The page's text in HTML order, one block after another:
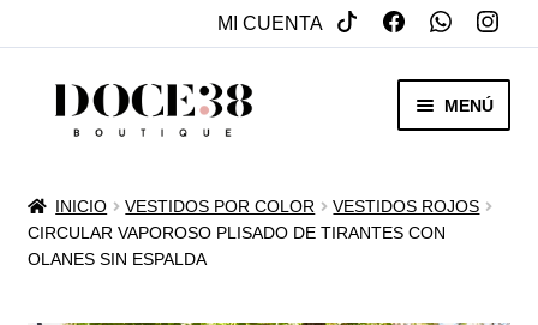
MI CUENTA
SALTAR
MENÚ
VENTA
INICIO VESTIDOS POR COLOR
VESTIDOS ROJOS
CIRCULAR VAPOROSO PLISADO DE TIRANTES CON
OLANES SIN ESPALDA